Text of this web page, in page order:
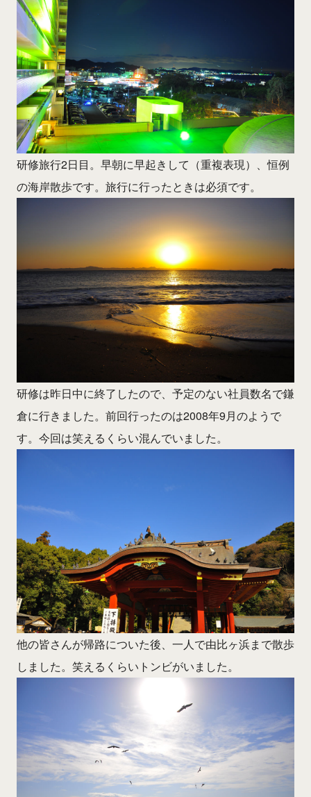
研修旅行2日目。早朝に早起きして（重複表現）、恒例
の海岸散歩です。旅行に行ったときは必須です。
研修は昨日中に終了したので、予定のない社員数名で鎌
倉に行きました。前回行ったのは2008年9月のようで
す。今回は笑えるくらい混んでいました。
他の皆さんが帰路についた後、一人で由比ヶ浜まで散歩
しました。笑えるくらいトンビがいました。